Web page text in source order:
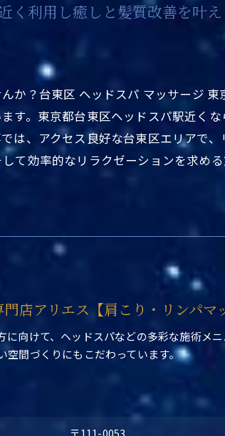
く利用し癒しと髪質改善を叶
か？台東区 ヘッドスパ マッサージ
す。東京都台東区ヘッドスパ駅近く
は、アクセス良好な台東区エリアで
て効率的なリラクゼーションを求め
店アリエス【肩こり・リンパマ
に向けて、ヘッドスパなどの多彩な施術メ
空間づくりにもこだわっています。
〒111-0053